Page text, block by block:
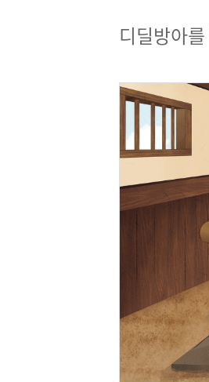
디딜방아